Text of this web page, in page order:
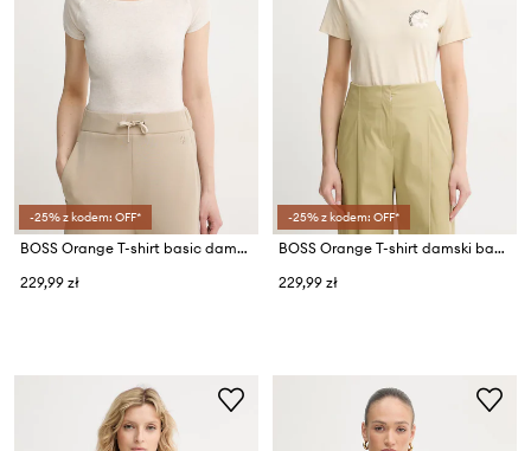
-25% z kodem: OFF*
BOSS Orange T-shirt basic damski z bawełną C_Espia_1
229,99 zł
-25% z kodem: OFF*
BOSS Orange T-shirt damski bawełniany C_Elove_5
229,99 zł